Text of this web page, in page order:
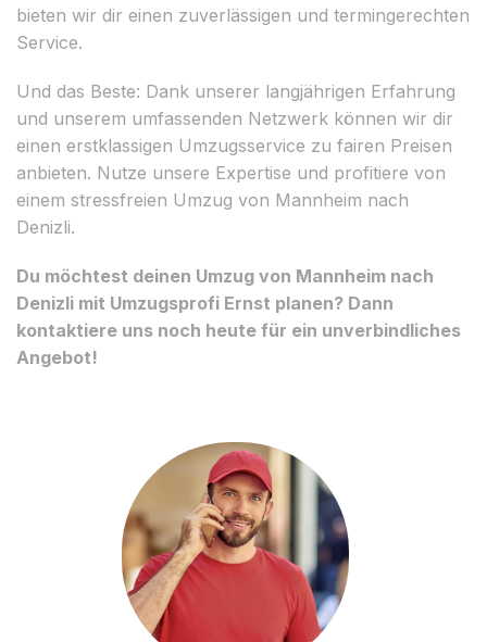
bieten wir dir einen zuverlässigen und termingerechten
Service.
Und das Beste: Dank unserer langjährigen Erfahrung
und unserem umfassenden Netzwerk können wir dir
einen erstklassigen Umzugsservice zu fairen Preisen
anbieten. Nutze unsere Expertise und profitiere von
einem stressfreien Umzug von Mannheim nach
Denizli.
Du möchtest deinen Umzug von Mannheim nach
Denizli mit Umzugsprofi Ernst planen? Dann
kontaktiere uns noch heute für ein unverbindliches
Angebot!